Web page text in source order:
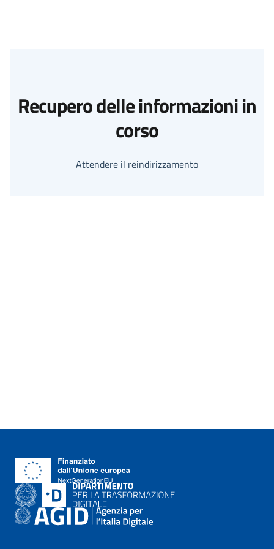
Recupero delle informazioni in
corso
Attendere il reindirizzamento